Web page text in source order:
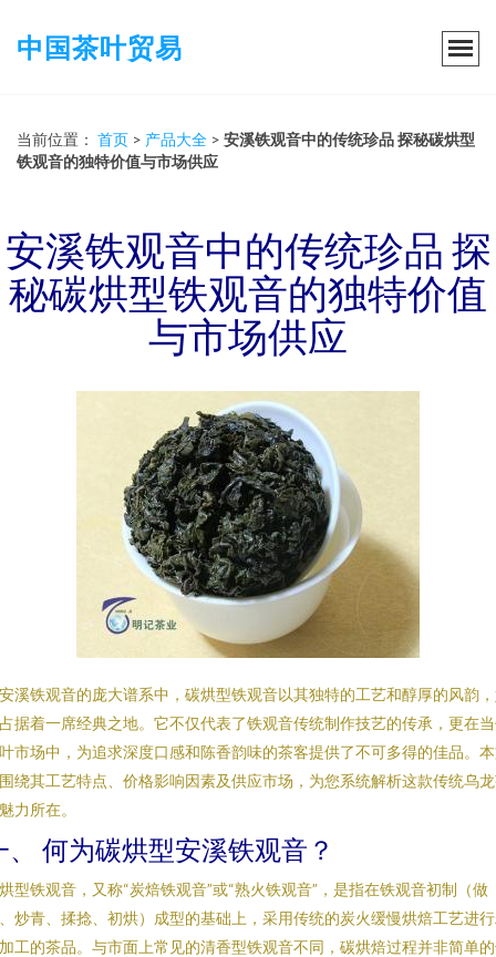
中国茶叶贸易
当前位置： 首页 > 产品大全 > 安溪铁观音中的传统珍品 探秘碳烘型
铁观音的独特价值与市场供应
安溪铁观音中的传统珍品 探
秘碳烘型铁观音的独特价值
与市场供应
溪铁观音的庞大谱系中，碳烘型铁观音以其独特的工艺和醇厚的风韵
据着一席经典之地。它不仅代表了铁观音传统制作技艺的传承，更在
市场中，为追求深度口感和陈香韵味的茶客提供了不可多得的佳品。
绕其工艺特点、价格影响因素及供应市场，为您系统解析这款传统乌
力所在。
、 何为碳烘型安溪铁观音？
型铁观音，又称“炭焙铁观音”或“熟火铁观音”，是指在铁观音初制（做
炒青、揉捻、初烘）成型的基础上，采用传统的炭火缓慢烘焙工艺进
工的茶品。与市面上常见的清香型铁观音不同，碳烘焙过程并非简单